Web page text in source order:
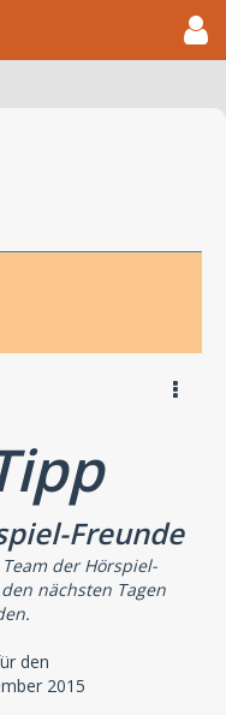
Freunde
der Hörspiel-
nächsten Tagen
den
2015